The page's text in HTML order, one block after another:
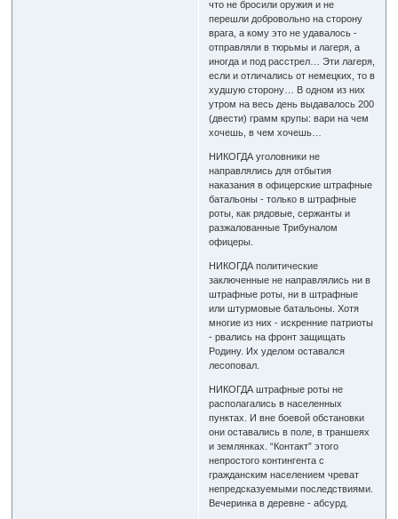
что не бросили оружия и не
перешли добровольно на сторону
врага, а кому это не удавалось -
отправляли в тюрьмы и лагеря, а
иногда и под расстрел… Эти лагеря,
если и отличались от немецких, то в
худшую сторону… В одном из них
утром на весь день выдавалось 200
(двести) грамм крупы: вари на чем
хочешь, в чем хочешь…
НИКОГДА уголовники не
направлялись для отбытия
наказания в офицерские штрафные
батальоны - только в штрафные
роты, как рядовые, сержанты и
разжалованные Трибуналом
офицеры.
НИКОГДА политические
заключенные не направлялись ни в
штрафные роты, ни в штрафные
или штурмовые батальоны. Хотя
многие из них - искренние патриоты
- рвались на фронт защищать
Родину. Их уделом оставался
лесоповал.
НИКОГДА штрафные роты не
располагались в населенных
пунктах. И вне боевой обстановки
они оставались в поле, в траншеях
и землянках. “Контакт” этого
непростого контингента с
гражданским населением чреват
непредсказуемыми последствиями.
Вечеринка в деревне - абсурд.